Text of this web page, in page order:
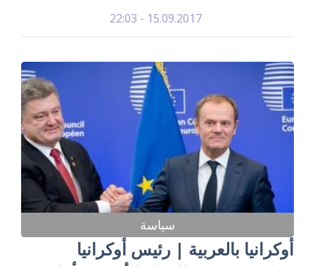
15.09.2017 - 22:03
سياسة
أوكرانيا بالعربية | رئيس أوكرانيا